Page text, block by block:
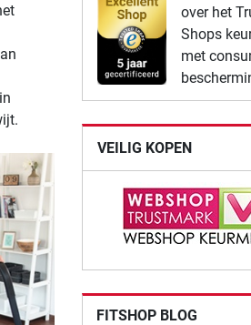
over het
Shops
met
VEILIG KOPEN
FITSHOP BLOG